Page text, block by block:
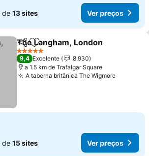
de 13 sites Ver preços
PartilharAdicionar aos favoritos
The Langham, London
5 Estrelas
9,4 Excelente
8.930
a 1.5 km de Trafalgar Square
A taberna britânica The WigmoreVer
de 15 sites Ver preços